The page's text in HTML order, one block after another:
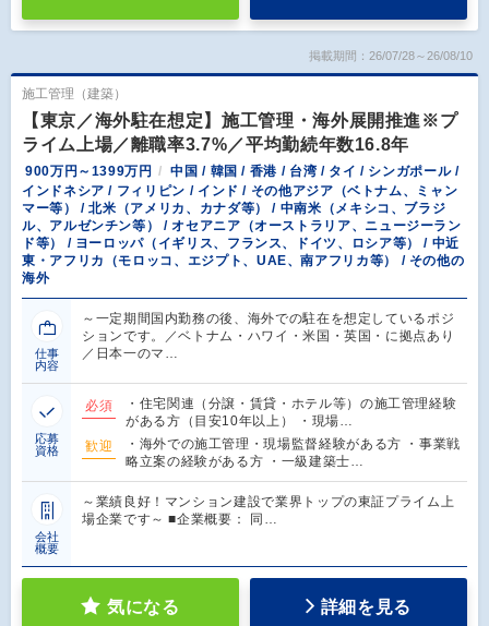
掲載期間：26/07/28～26/08/10
施工管理（建築）
【東京／海外駐在想定】施工管理・海外展開推進※プ
ライム上場／離職率3.7%／平均勤続年数16.8年
900万円～1399万円
中国 / 韓国 / 香港 / 台湾 / タイ / シンガポール /
インドネシア / フィリピン / インド / その他アジア（ベトナム、ミャン
マー等） / 北米（アメリカ、カナダ等） / 中南米（メキシコ、ブラジ
ル、アルゼンチン等） / オセアニア（オーストラリア、ニュージーラン
ド等） / ヨーロッパ（イギリス、フランス、ドイツ、ロシア等） / 中近
東・アフリカ（モロッコ、エジプト、UAE、南アフリカ等） / その他の
海外
仕事
内容
～一定期間国内勤務の後、海外での駐在を想定しているポジ
ションです。／ベトナム・ハワイ・米国・英国・に拠点あり
／日本一のマ…
応募
資格
必須
・住宅関連（分譲・賃貸・ホテル等）の施工管理経験
がある方（目安10年以上） ・現場…
歓迎
・海外での施工管理・現場監督経験がある方 ・事業戦
略立案の経験がある方 ・一級建築士…
会社
概要
～業績良好！マンション建設で業界トップの東証プライム上
場企業です～ ■企業概要： 同…
気になる 詳細を見る